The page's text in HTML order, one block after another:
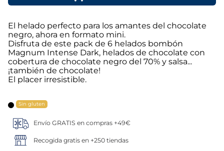
El helado perfecto para los amantes del chocolate
negro, ahora en formato mini.
Disfruta de este pack de 6 helados bombón
Magnum Intense Dark, helados de chocolate con
cobertura de chocolate negro del 70% y salsa...
¡también de chocolate!
El placer irresistible.
Sin gluten
Envío GRATIS en compras +49€
Recogida gratis en +250 tiendas
7. canelones
8. listísimos
9. gambon